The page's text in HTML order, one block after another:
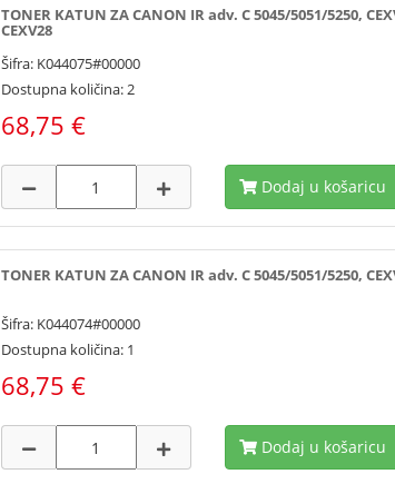
TONER KATUN ZA CANON IR adv. C 5045/5051/5250,
CEXV28
Šifra: K044075#00000
Dostupna količina: 2
68,75 €
Dodaj u košaricu
TONER KATUN ZA CANON IR adv. C 5045/5051/5250,
Šifra: K044074#00000
Dostupna količina: 1
68,75 €
Dodaj u košaricu